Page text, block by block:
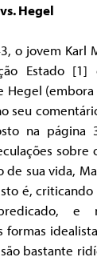
Hegel
o jovem Karl
Estado [1]
Hegel
seu
na página
sobre
de sua vida,
é,
e
formas
bastante